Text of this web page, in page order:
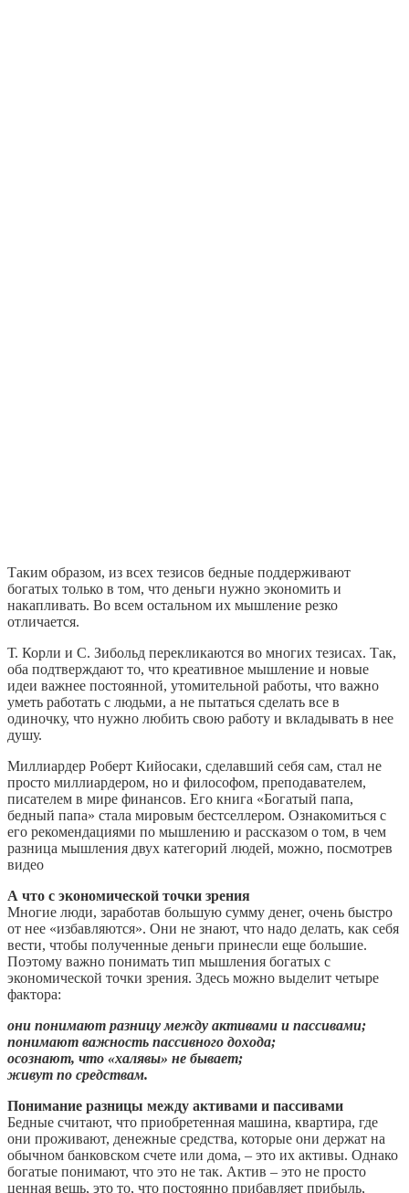
Таким образом, из всех тезисов бедные поддерживают
богатых только в том, что деньги нужно экономить и
накапливать. Во всем остальном их мышление резко
отличается.
Т. Корли и С. Зибольд перекликаются во многих тезисах. Так,
оба подтверждают то, что креативное мышление и новые
идеи важнее постоянной, утомительной работы, что важно
уметь работать с людьми, а не пытаться сделать все в
одиночку, что нужно любить свою работу и вкладывать в нее
душу.
Миллиардер Роберт Кийосаки, сделавший себя сам, стал не
просто миллиардером, но и философом, преподавателем,
писателем в мире финансов. Его книга «Богатый папа,
бедный папа» стала мировым бестселлером. Ознакомиться с
его рекомендациями по мышлению и рассказом о том, в чем
разница мышления двух категорий людей, можно, посмотрев
видео
А что с экономической точки зрения
Многие люди, заработав большую сумму денег, очень быстро
от нее «избавляются». Они не знают, что надо делать, как себя
вести, чтобы полученные деньги принесли еще большие.
Поэтому важно понимать тип мышления богатых с
экономической точки зрения. Здесь можно выделит четыре
фактора:
они понимают разницу между активами и пассивами;
понимают важность пассивного дохода;
осознают, что «халявы» не бывает;
живут по средствам.
Понимание разницы между активами и пассивами
Бедные считают, что приобретенная машина, квартира, где
они проживают, денежные средства, которые они держат на
обычном банковском счете или дома, – это их активы. Однако
богатые понимают, что это не так. Актив – это не просто
ценная вещь, это то, что постоянно прибавляет прибыль,